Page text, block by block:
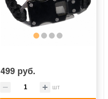
499 руб.
шт